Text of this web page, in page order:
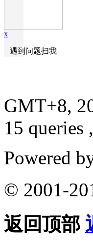
x
遇到问题扫我
GMT+8,
15 queries
Powered
© 2001-
返回顶部